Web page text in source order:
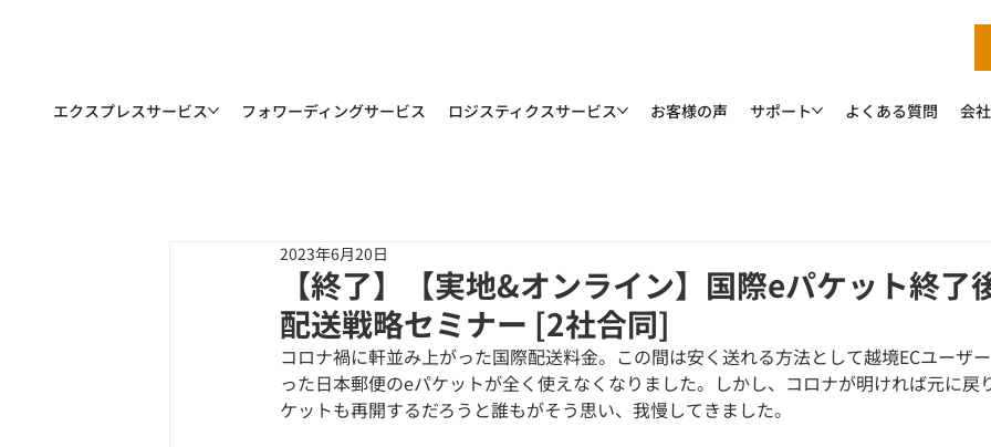
エクスプレスサービス フォワーディングサービス ロジスティクスサービス お客様の声 サポート よくある質問 会
【終了】【実地&オンライン】国際eパケット終了
配送戦略セミナー [2社合同]
2023年6月20日
コロナ禍に軒並み上がった国際配送料金。この間は安く送れる方法として越境ECユーザ
った日本郵便のeパケットが全く使えなくなりました。しかし、コロナが明ければ元に戻
ケットも再開するだろうと誰もがそう思い、我慢してきました。